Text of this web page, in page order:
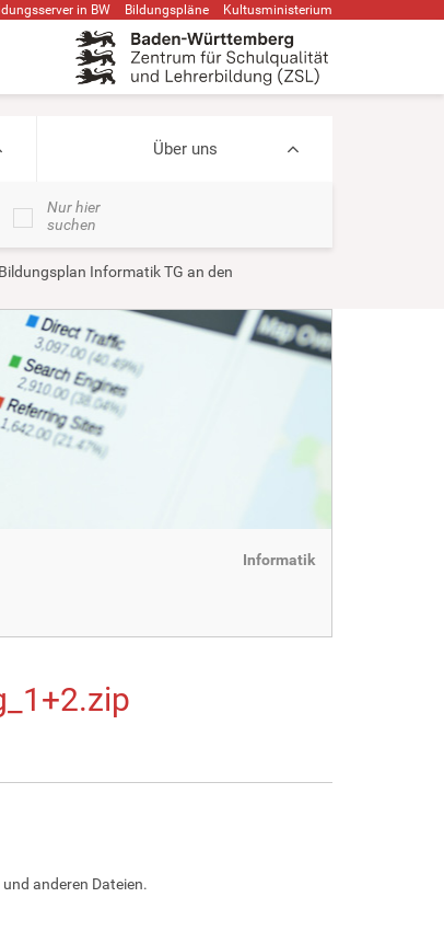
in BW Bildungspläne Kultusministerium
Über uns
Nur hier
suchen
Informatik TG an den
Informatik
anderen Dateien.